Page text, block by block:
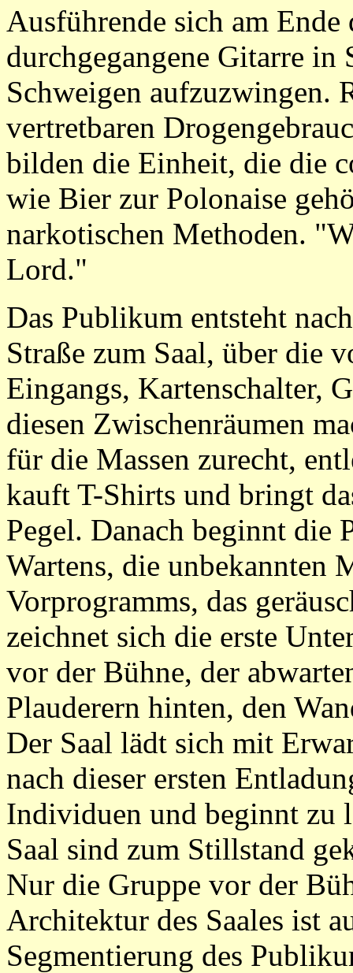
Ausführende sich am
durchgegangene Gitarre in
Schweigen aufzuzwingen.
vertretbaren
bilden die Einheit, die die
wie Bier zur Polonaise
narkotischen Methoden.
Lord."
Das Publikum entsteht
Straße zum Saal, über die
Eingangs, Kartenschalter,
diesen Zwischenräumen
für die Massen zurecht,
kauft T-Shirts und bringt
Pegel. Danach beginnt die
Wartens, die unbekannten
Vorprogramms, das
zeichnet sich die erste
vor der Bühne, der
Plauderern hinten, den
Der Saal lädt sich mit
nach dieser ersten
Individuen und beginnt zu
Saal sind zum Stillstand
Nur die Gruppe vor der
Architektur des Saales ist
Segmentierung des